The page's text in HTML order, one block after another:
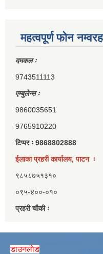
महत्वपूर्ण फोन
दमकल ः
9743511113
एम्बुलेन्स ः
9860035651
9765910220
टिप्पर ः 9868802888
ईलाका प्रहरी कार्यालय, पाटन ः
९८५८७५१३१०
०९५-४००-०१०
प्रहरी चौकी ः
डाउनलाेड